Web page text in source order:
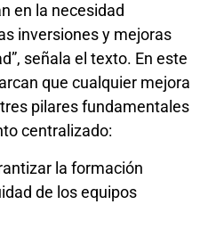
en la necesidad
inversiones y mejoras
señala el texto. En este
que cualquier mejora
pilares fundamentales
centralizado:
la formación
de los equipos